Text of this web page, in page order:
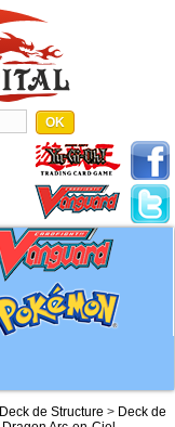
Deck de Structure > Deck de